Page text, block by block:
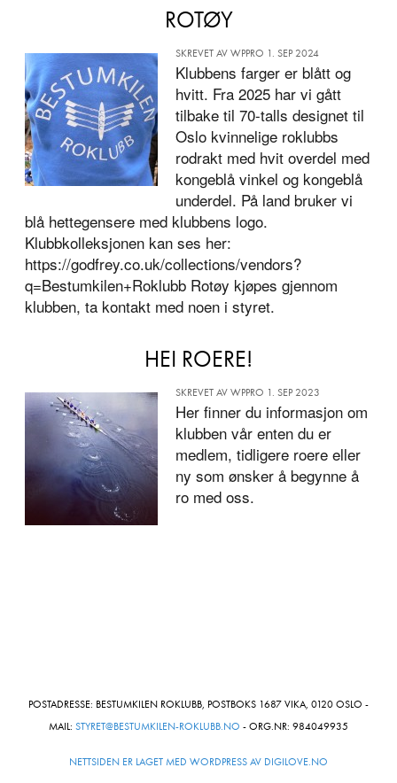
ROTØY
SKREVET AV WPPRO 1. SEP 2024
Klubbens farger er blått og
hvitt. Fra 2025 har vi gått
tilbake til 70-talls designet til
Oslo kvinnelige roklubbs
rodrakt med hvit overdel med
kongeblå vinkel og kongeblå
underdel. På land bruker vi
blå hettegensere med klubbens logo.
Klubbkolleksjonen kan ses her:
https://godfrey.co.uk/collections/vendors?
q=Bestumkilen+Roklubb Rotøy kjøpes gjennom
klubben, ta kontakt med noen i styret.
HEI ROERE!
SKREVET AV WPPRO 1. SEP 2023
Her finner du informasjon om
klubben vår enten du er
medlem, tidligere roere eller
ny som ønsker å begynne å
ro med oss.
POSTADRESSE: BESTUMKILEN ROKLUBB, POSTBOKS 1687 VIKA, 0120 OSLO -
MAIL: STYRET@BESTUMKILEN-ROKLUBB.NO - ORG.NR: 984049935
NETTSIDEN ER LAGET MED WORDPRESS AV DIGILOVE.NO